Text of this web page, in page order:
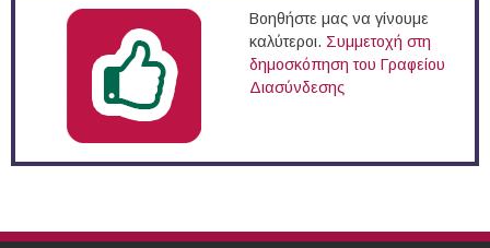
Βοηθήστε μας να γίνουμε
καλύτεροι. Συμμετοχή στη
δημοσκόπηση του Γραφείου
Διασύνδεσης